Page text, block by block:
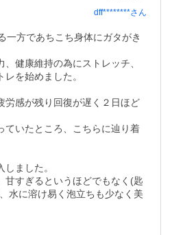
dff********さん
一方であちこち身体にガタがき
健康維持の為にストレッチ、
を始めました。
労感が残り回復が遅く２日ほど
ていたところ、こちらに辿り着
ました。
甘すぎるというほどでもなく(匙
水に溶け易く泡立ちも少なく美